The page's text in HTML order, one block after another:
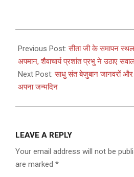
07-
09
Previous Post:सीता जी के समापन
अपमान, शैवाचार्य प्रशांत प्रभु ने उठाए
Next Post:साधु संत बेजुबान जानवरों और
अपना जन्मदिन
LEAVE A REPLY
Your email address will not be
are marked *